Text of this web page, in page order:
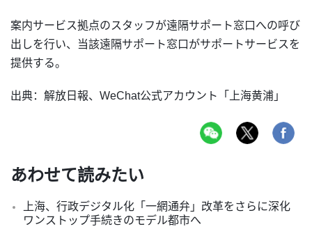
案内サービス拠点のスタッフが遠隔サポート窓口への呼び
出しを行い、当該遠隔サポート窓口がサポートサービスを
提供する。
出典：解放日報、WeChat公式アカウント「上海黄浦」
あわせて読みたい
上海、行政デジタル化「一網通弁」改革をさらに深化
ワンストップ手続きのモデル都市へ